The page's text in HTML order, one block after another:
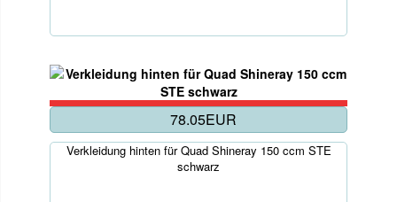
78.05EUR
Verkleidung hinten für Quad Shineray 150 ccm STE
schwarz